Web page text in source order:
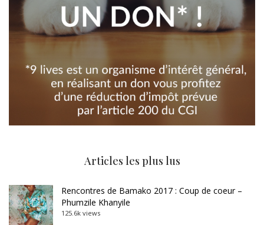
Articles les plus lus
Rencontres de Bamako 2017 : Coup de coeur –
Phumzile Khanyile
125.6k views